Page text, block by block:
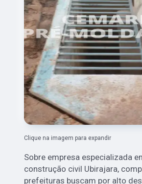
Clique na imagem para expandir
Sobre empresa especializada
construção civil Ubirajara,
prefeituras buscam por alto